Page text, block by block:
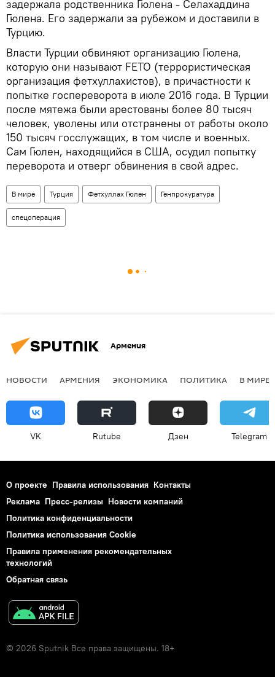
задержала родственника Гюлена - Селахаддина
Гюлена. Его задержали за рубежом и доставили в
Турцию.
Власти Турции обвиняют организацию Гюлена,
которую они называют FETO (террористическая
организация фетхуллахистов), в причастности к
попытке госпереворота в июле 2016 года. В Турции
после мятежа были арестованы более 80 тысяч
человек, уволены или отстранены от работы около
150 тысяч госслужащих, в том числе и военных.
Сам Гюлен, находящийся в США, осудил попытку
переворота и отверг обвинения в свой адрес.
В мире Турция Фетхуллах Гюлен Генпрокуратура
спецоперация
Армения
НОВОСТИ АРМЕНИЯ ЭКОНОМИКА ПОЛИТИКА В МИРЕ
VK Rutube Дзен Telegram
О проекте Правила использования Контакты
Реклама Пресс-релизы Новости компаний
Политика конфиденциальности
Политика использования Cookie
Правила применения рекомендательных
технологий
Обратная связь
© 2026 Sputnik Все права защищены. 18+